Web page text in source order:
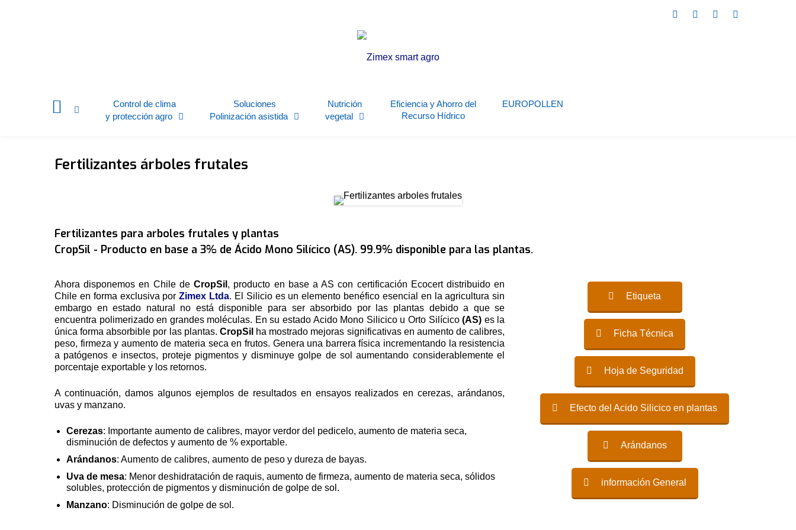
Control de clima
y protección agro
Soluciones
Polinización asistida
Nutrición
vegetal
Eficiencia y Ahorro del
Recurso Hídrico
EUROPOLLEN
Fertilizantes árboles frutales
Fertilizantes para arboles frutales y plantas
CropSil - Producto en base a 3% de Ácido Mono Silícico (AS). 99.9% disponible para las plantas.
Ahora disponemos en Chile deCropSil , producto en base a AS con certificación Ecocert distribuido en
Chile en forma exclusiva porZimex Ltda. El Silicio es un elemento benéfico esencial en la agricultura sin
embargo en estado natural no está disponible para ser absorbido por las plantas debido a que se
encuentra polimerizado en grandes moléculas. En su estado Acido Mono Silicico u Orto Silícico(AS) es la
única forma absorbible por las plantas. CropSil ha mostrado mejoras significativas en aumento de calibres,
peso, firmeza y aumento de materia seca en frutos. Genera una barrera física incrementando la resistencia
a patógenos e insectos, proteje pigmentos y disminuye golpe de sol aumentando considerablemente el
porcentaje exportable y los retornos.
A continuación, damos algunos ejemplos de resultados en ensayos realizados en cerezas, arándanos,
uvas y manzano.
Cerezas: Importante aumento de calibres, mayor verdor del pedicelo, aumento de materia seca,
disminución de defectos y aumento de % exportable.
Arándanos: Aumento de calibres, aumento de peso y dureza de bayas.
Uva de mesa: Menor deshidratación de raquis, aumento de firmeza, aumento de materia seca, sólidos
solubles, protección de pigmentos y disminución de golpe de sol.
Manzano: Disminución de golpe de sol.
Etiqueta
Ficha Técnica
Hoja de Seguridad
Efecto del Acido Silicico en plantas
Arándanos
información General